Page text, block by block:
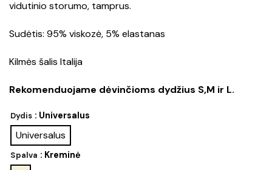
vidutinio storumo, tamprus.
Sudėtis: 95% viskozė, 5% elastanas
Kilmės šalis Italija
Rekomenduojame dėvinčioms dydžius S,M ir L.
Dydis : Universalus
Universalus
Spalva : Kreminė